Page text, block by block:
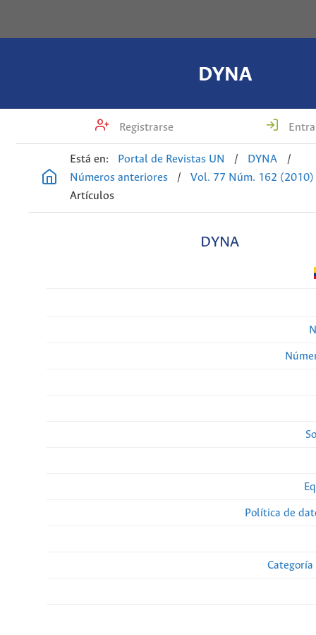
DYNA
Registrarse
Está en: Portal de Revistas UN / DYNA
/
Números anteriores
/
Vol. 77 Núm. 162 (2010)
Artículos
DYNA
Política de